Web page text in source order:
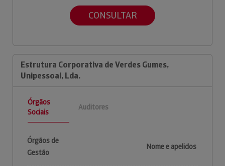
CONSULTAR
Estrutura Corporativa de Verdes Gumes,
Unipessoal, Lda.
Órgãos
Sociais
Auditores
Órgãos de
Gestão
Nome e apelidos